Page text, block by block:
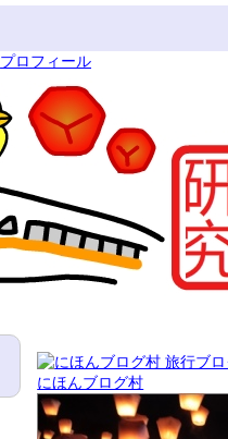
プロフィール
にほんブログ村